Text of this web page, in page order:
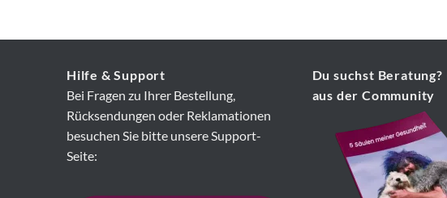
Hilfe & Support
Bei Fragen zu Ihrer Bestellung,
Rücksendungen oder Reklamationen
besuchen Sie bitte unsere Support-
Seite:
Du suchst
aus der Community